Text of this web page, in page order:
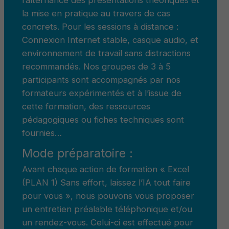
la mise en pratique au travers de cas
concrets. Pour les sessions à distance :
Connexion Internet stable, casque audio, et
environnement de travail sans distractions
recommandés. Nos groupes de 3 à 5
participants sont accompagnés par nos
formateurs expérimentés et à l’issue de
cette formation, des ressources
pédagogiques ou fiches techniques sont
fournies…
Mode préparatoire :
Avant chaque action de formation « Excel
(PLAN 1) Sans effort, laissez l’IA tout faire
pour vous », nous pouvons vous proposer
un entretien préalable téléphonique et/ou
un rendez-vous. Celui-ci est effectué pour